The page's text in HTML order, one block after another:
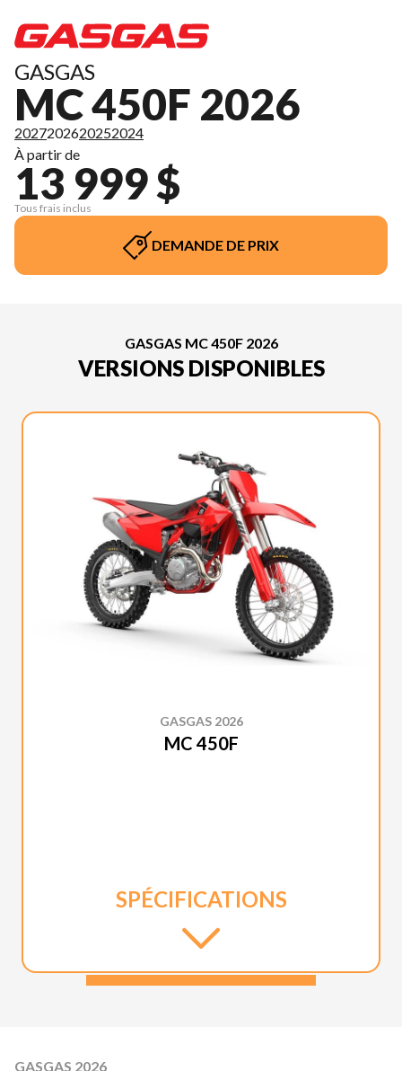
GASGAS
MC 450F 2026
2027202620252024
À partir de
13 999 $
Tous frais inclus
DEMANDE DE PRIX
GASGAS MC 450F 2026
VERSIONS DISPONIBLES
GASGAS 2026
MC 450F
SPÉCIFICATIONS
GASGAS 2026